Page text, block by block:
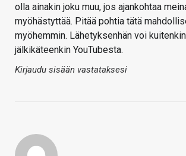
olla ainakin joku muu, jos ajankohtaa
myöhästyttää. Pitää pohtia tätä
myöhemmin. Lähetyksenhän voi
jälkikäteenkin YouTubesta.
Kirjaudu sisään vastataksesi